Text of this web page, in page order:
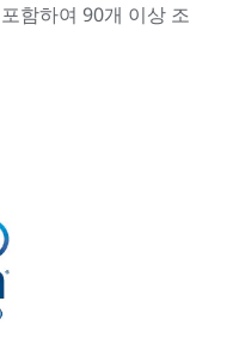
함하여 90개 이상 조